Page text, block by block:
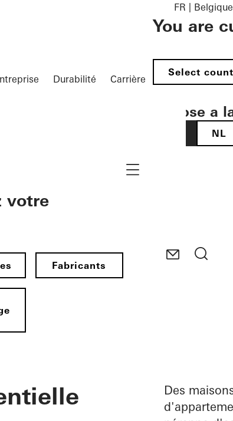
Durabilité Carrière
FR | Belgique
You are
Select
Choose a
NL
votre
Fabricants
Navigation öffnen
Des